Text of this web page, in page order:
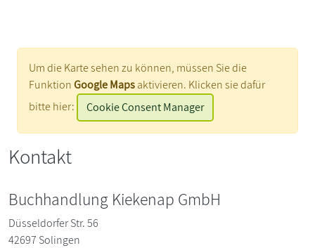
Um die Karte sehen zu können, müssen Sie die
FunktionGoogle Mapsaktivieren. Klicken sie dafür
bitte hier:
Cookie Consent Manager
Kontakt
Buchhandlung Kiekenap GmbH
Düsseldorfer Str. 56
42697 Solingen